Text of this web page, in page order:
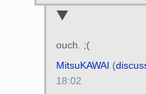
ouch. ;(
MitsuKAWAI (
18:02